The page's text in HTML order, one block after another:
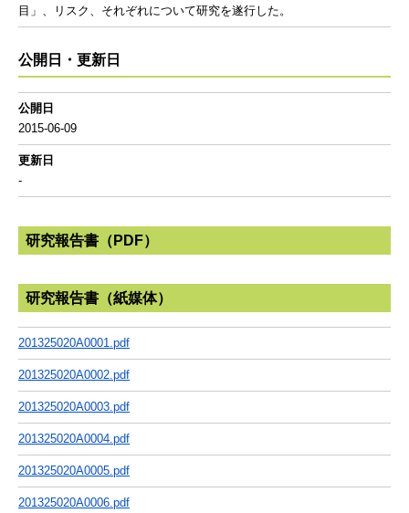
目」、リスク、それぞれについて研究を遂行した。
公開日・更新日
公開日
2015-06-09
更新日
-
研究報告書（PDF）
研究報告書（紙媒体）
201325020A0001.pdf
201325020A0002.pdf
201325020A0003.pdf
201325020A0004.pdf
201325020A0005.pdf
201325020A0006.pdf